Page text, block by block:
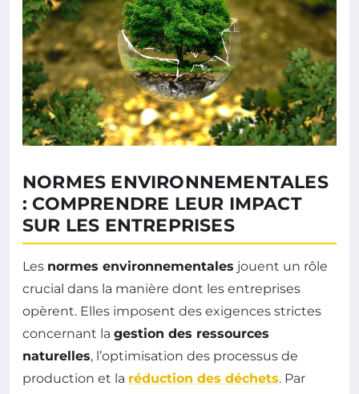
NORMES ENVIRONNEMENTALES
: COMPRENDRE LEUR IMPACT
SUR LES ENTREPRISES
Les normes environnementales jouent un rôle
crucial dans la manière dont les entreprises
opèrent. Elles imposent des exigences strictes
concernant la gestion des ressources
naturelles, l’optimisation des processus de
production et la réduction des déchets. Par